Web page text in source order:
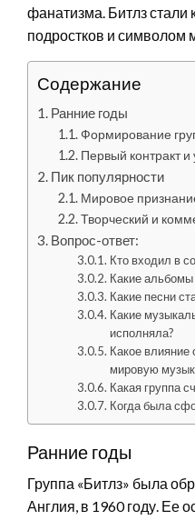
фанатизма. Битлз
подростков и
Содержание
Ранние годы
Формирование
Первый контракт и
Пик популярности
Мировое
Творческий и
Вопрос-ответ:
Кто входил в
Какие альбомы
Какие песни
Какие
исполняла?
Какое влияние
мировую
Какая группа
Когда была
Ранние годы
Группа «Битлз» была
Англия, в 1960 году. Ее